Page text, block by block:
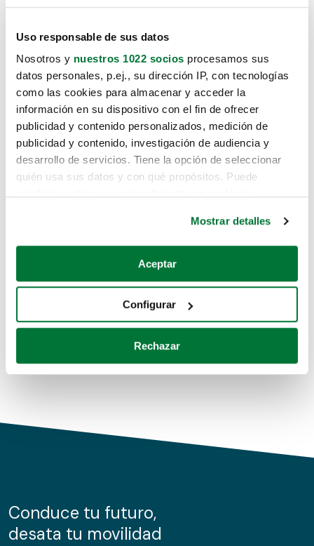
Uso responsable de sus datos
Nosotros y nuestros 1022 socios procesamos sus
datos personales, p.ej., su dirección IP, con tecnologías
como las cookies para almacenar y acceder la
información en su dispositivo con el fin de ofrecer
publicidad y contenido personalizados, medición de
publicidad y contenido, investigación de audiencia y
desarrollo de servicios. Tiene la opción de seleccionar
quién usa sus datos y con qué propósitos. Puede
Si lo permite, también quisiéramos:
Recopilar información sobre su ubicación geográfica
Identificar su dispositivo analizándolo activamente
para buscar características específicas (huellas
Obtenga más información sobre cómo se procesan sus
de cookies.
información sobre el uso que haga del sitio web con
nuestros partners de redes sociales, publicidad y análisis
Mostrar detalles
Aceptar
Configurar
Rechazar
Lo sentimos, no sabemos como
te hemos traido hasta aquí.
Pero puedes encontrar el coche que estás
buscando en alguno de estos enlaces:
Coches de segunda mano
Coches de km0
Conduce tu futuro,
desata tu movilidad